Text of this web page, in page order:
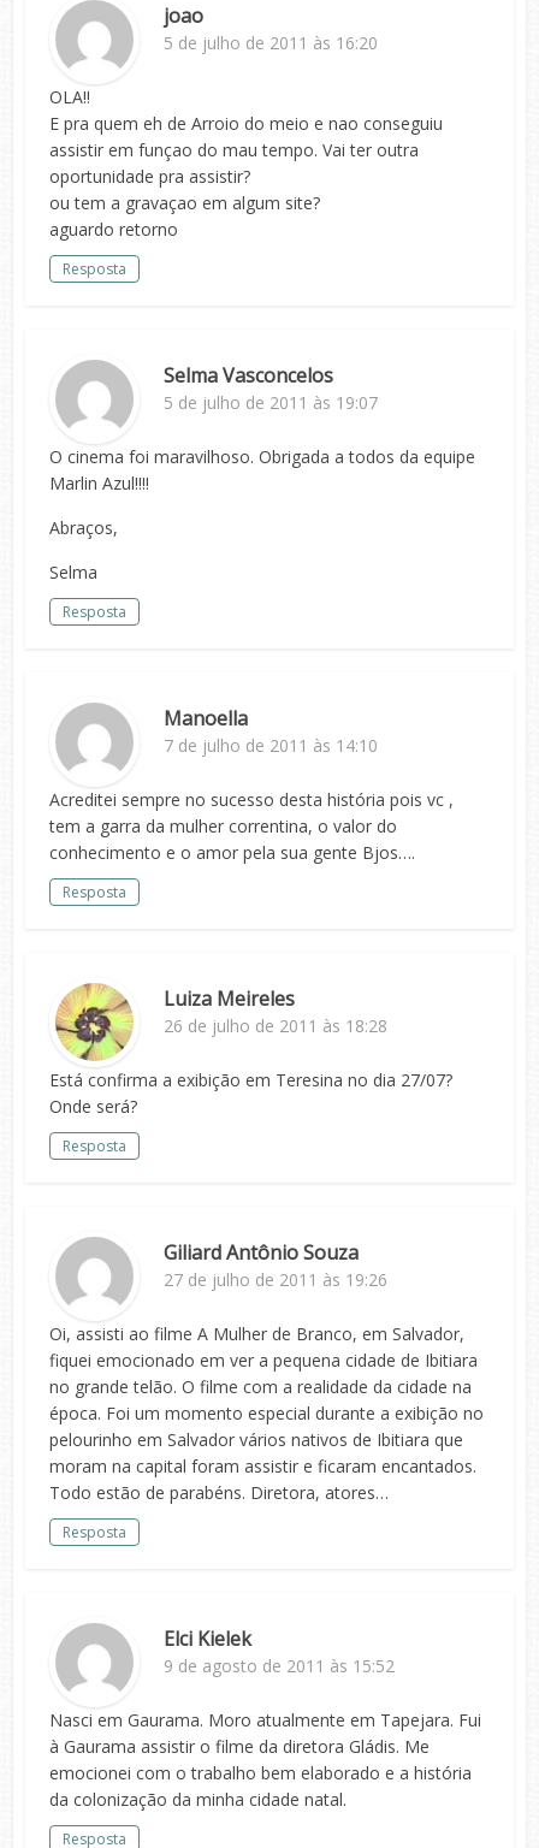
joao
5 de julho de 2011 às 16:20
OLA!!
E pra quem eh de Arroio do meio e nao conseguiu
assistir em funçao do mau tempo. Vai ter outra
oportunidade pra assistir?
ou tem a gravaçao em algum site?
aguardo retorno
Resposta
Selma Vasconcelos
5 de julho de 2011 às 19:07
O cinema foi maravilhoso. Obrigada a todos da equipe
Marlin Azul!!!!
Abraços,
Selma
Resposta
Manoella
7 de julho de 2011 às 14:10
Acreditei sempre no sucesso desta história pois vc ,
tem a garra da mulher correntina, o valor do
conhecimento e o amor pela sua gente Bjos….
Resposta
Luiza Meireles
26 de julho de 2011 às 18:28
Está confirma a exibição em Teresina no dia 27/07?
Onde será?
Resposta
Giliard Antônio Souza
27 de julho de 2011 às 19:26
Oi, assisti ao filme A Mulher de Branco, em Salvador,
fiquei emocionado em ver a pequena cidade de Ibitiara
no grande telão. O filme com a realidade da cidade na
época. Foi um momento especial durante a exibição no
pelourinho em Salvador vários nativos de Ibitiara que
moram na capital foram assistir e ficaram encantados.
Todo estão de parabéns. Diretora, atores…
Resposta
Elci Kielek
9 de agosto de 2011 às 15:52
Nasci em Gaurama. Moro atualmente em Tapejara. Fui
à Gaurama assistir o filme da diretora Gládis. Me
emocionei com o trabalho bem elaborado e a história
da colonização da minha cidade natal.
Resposta